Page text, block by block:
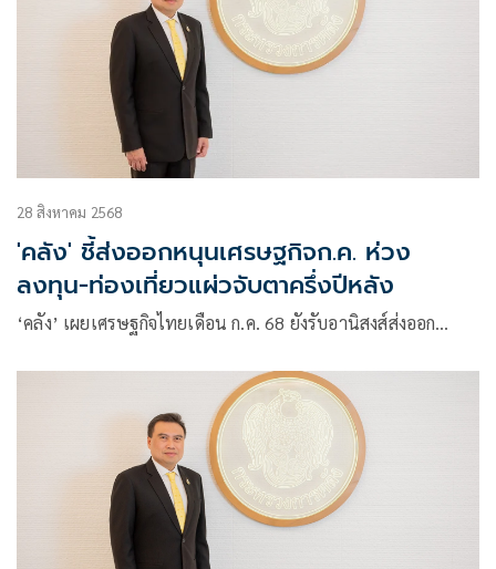
28 สิงหาคม 2568
'คลัง' ชี้ส่งออกหนุนเศรษฐกิจก.ค. ห่วง
ลงทุน-ท่องเที่ยวแผ่วจับตาครึ่งปีหลัง
‘คลัง’ เผยเศรษฐกิจไทยเดือน ก.ค. 68 ยังรับอานิสงส์ส่งออก…